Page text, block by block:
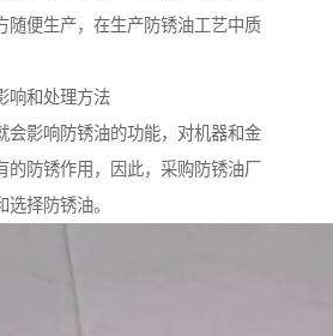
随便生产，在生产防锈油工艺中质
响和处理方法
会影响防锈油的功能，对机器和金
的防锈作用，因此，采购防锈油厂
择防锈油。